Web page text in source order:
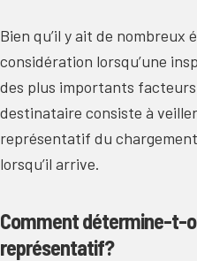
Bien qu’il y ait de nombreux
considération lorsqu’une
des plus importants
destinataire consiste à
représentatif du
lorsqu’il arrive.
Comment détermine-t-
représentatif?